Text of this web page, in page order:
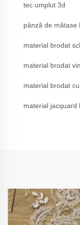
tec umplut 3d
pânză de mătase
material brodat
material brodat
material brodat
material jacquard